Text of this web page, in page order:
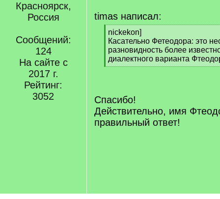
Красноярск,
Россия
Сообщений:
124
На сайте с
2017 г.
Рейтинг:
3052
timas написал:
[
q
]
nickekon]
Касательно Фетеодора: это
разновидность более
диалектного варианта
[
Спасибо!
Действительно, имя
правильный ответ!